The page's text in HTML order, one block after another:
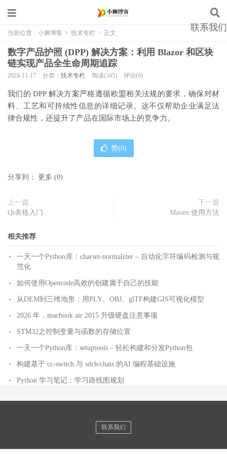
联系我们
当前位置： 小狮博客 > 技术专栏 > 正文
数字产品护照 (DPP) 解决方案：利用 Blazor 和区块
链实现产品全生命周期追踪
2024-11-17 分类： 技术专栏 阅读(345) 评论(0)
我们的 DPP 解决方案严格遵循欧盟相关法规的要求，确保对材
料、工艺和可持续性信息的详细记录。这不仅帮助企业满足法
律合规性，还提升了产品在国际市场上的竞争力。
赞(0)
分享到： 更多 (0)
上一篇
Qt表格入门
下一篇
Maven 使用方法
相关推荐
一天一个Python库：charset-normalizer – 自动化字符编码检测与规
范化
如何使用Opencode高效的创建属于自己的技能
从DEM到三维地形：用PLY、OBJ、glTF构建GIS可视化模型
2026 年，macbook air 2015 升级硬盘注意事项
STM32之控制变量与函数的存储位置
一天一个Python库：setuptools – 轻松构建和分发Python包
构建基于 cc-switch 与 sdcb/chats 的AI 编程基础设施
Python 学习笔记：学习路线图规划
联系我们